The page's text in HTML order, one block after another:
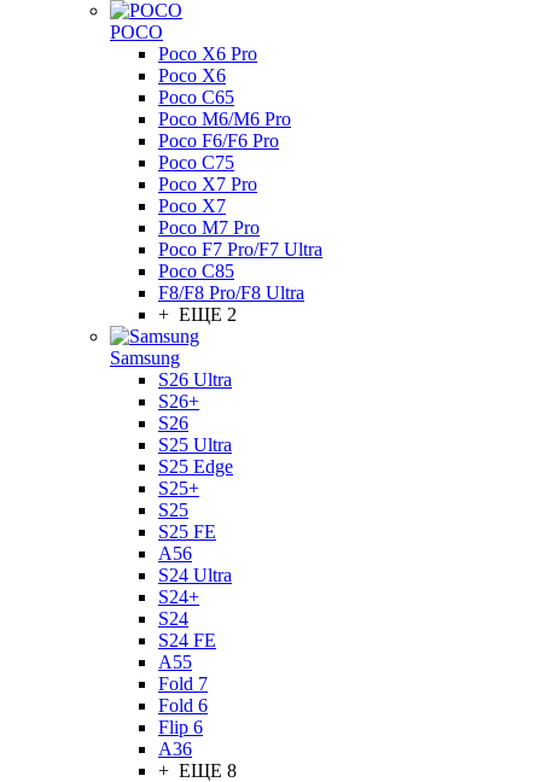
POCO
Poco X6 Pro
Poco X6
Poco C65
Poco M6/M6 Pro
Poco F6/F6 Pro
Poco C75
Poco X7 Pro
Poco X7
Poco M7 Pro
Poco F7 Pro/F7 Ultra
Poco C85
F8/F8 Pro/F8 Ultra
+ ЕЩЕ 2
Samsung
S26 Ultra
S26+
S26
S25 Ultra
S25 Edge
S25+
S25
S25 FE
A56
S24 Ultra
S24+
S24
S24 FE
A55
Fold 7
Fold 6
Flip 6
A36
+ ЕЩЕ 8